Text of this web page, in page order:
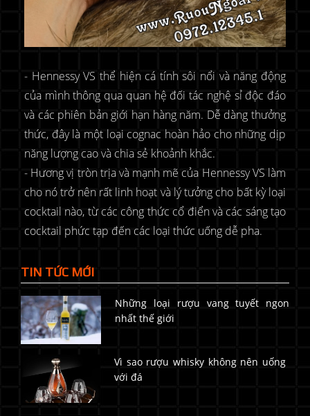
- Hennessy VS thể hiện cá tính sôi nổi và năng động
của mình thông qua quan hệ đối tác nghệ sỉ độc đáo
và các phiên bản giới hạn hàng năm. Dễ dàng thưởng
thức, đây là một loại cognac hoàn hảo cho những dịp
năng lượng cao và chia sẻ khoảnh khắc.
- Hương vị tròn trịa và mạnh mẽ của Hennessy VS làm
cho nó trở nên rất linh hoạt và lý tưởng cho bất kỳ loại
cocktail nào, từ các công thức cổ điển và các sáng tạo
cocktail phức tạp đến các loại thức uống dễ pha.
TIN TỨC MỚI
Những loại rượu vang tuyết ngon
nhất thế giới
Vì sao rượu whisky không nên uống
với đá